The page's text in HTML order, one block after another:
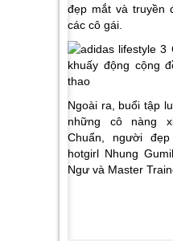
đẹp mắt và truyền
các cô gái.
Ngoài ra, buổi tập
những cô nàng
Chuẩn, người
hotgirl Nhung
Ngư và Master